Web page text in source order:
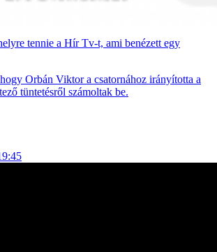
tennie a Hír Tv-t, ami benézett egy
Orbán Viktor a csatornához irányította a
tüntetésről számoltak be.